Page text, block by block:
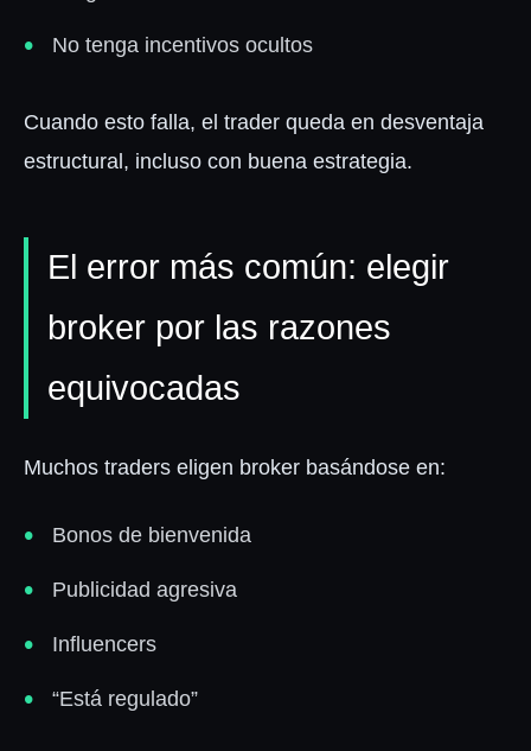
No tenga incentivos ocultos
Cuando esto falla, el trader queda en desventaja
estructural, incluso con buena estrategia.
El error más común: elegir
broker por las razones
equivocadas
Muchos traders eligen broker basándose en:
Bonos de bienvenida
Publicidad agresiva
Influencers
“Está regulado”